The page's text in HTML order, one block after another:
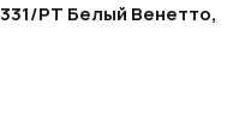
PT Белый Венетто,